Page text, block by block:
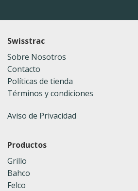
Swisstrac
Sobre Nosotros
Contacto
Políticas de tienda
Términos y condiciones
Aviso de Privacidad
Productos
Grillo
Bahco
Felco